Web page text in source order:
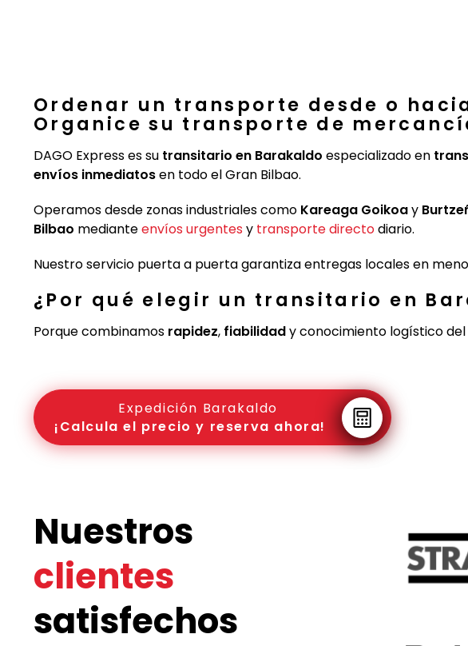
Ordenar un transporte desde o
Organice su transporte de
DAGO Express es su transitario en Barakaldo especializado en
envíos inmediatosen todo el Gran Bilbao.
Operamos desde zonas industriales como Kareaga Goikoay
Bilbao medianteenvíos urgentes y transporte directodiario.
Nuestro servicio puerta a puerta garantiza entregas locales en
¿Por qué elegir un transitario en
Porque combinamos rapidez, fiabilidady conocimiento logístico del
Expedición Barakaldo
¡Calcula el precio y reserva ahora!
Nuestros
clientes
satisfechos